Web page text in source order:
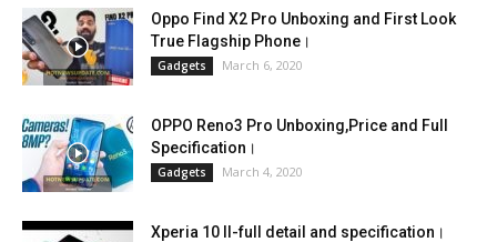
Oppo Find X2 Pro Unboxing and First Look
True Flagship Phone।
Gadgets March 6, 2020
OPPO Reno3 Pro Unboxing,Price and Full
Specification।
Gadgets March 4, 2020
Xperia 10 II-full detail and specification।